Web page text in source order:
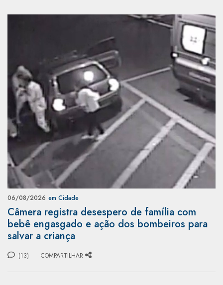
06/08/2026 em Cidade
Câmera registra desespero de família com
bebê engasgado e ação dos bombeiros para
salvar a criança
(13) COMPARTILHAR